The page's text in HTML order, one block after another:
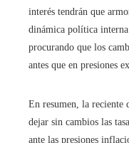
interés tendrán que
dinámica política
procurando que los
antes que en presiones
En resumen, la reciente
dejar sin cambios las
ante las presiones